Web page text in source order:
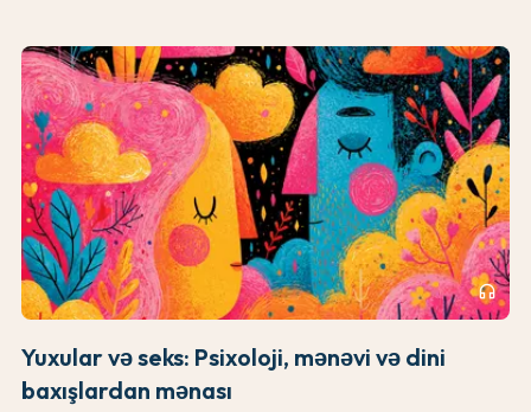
headphones
Yuxular və seks: Psixoloji, mənəvi və dini
baxışlardan mənası